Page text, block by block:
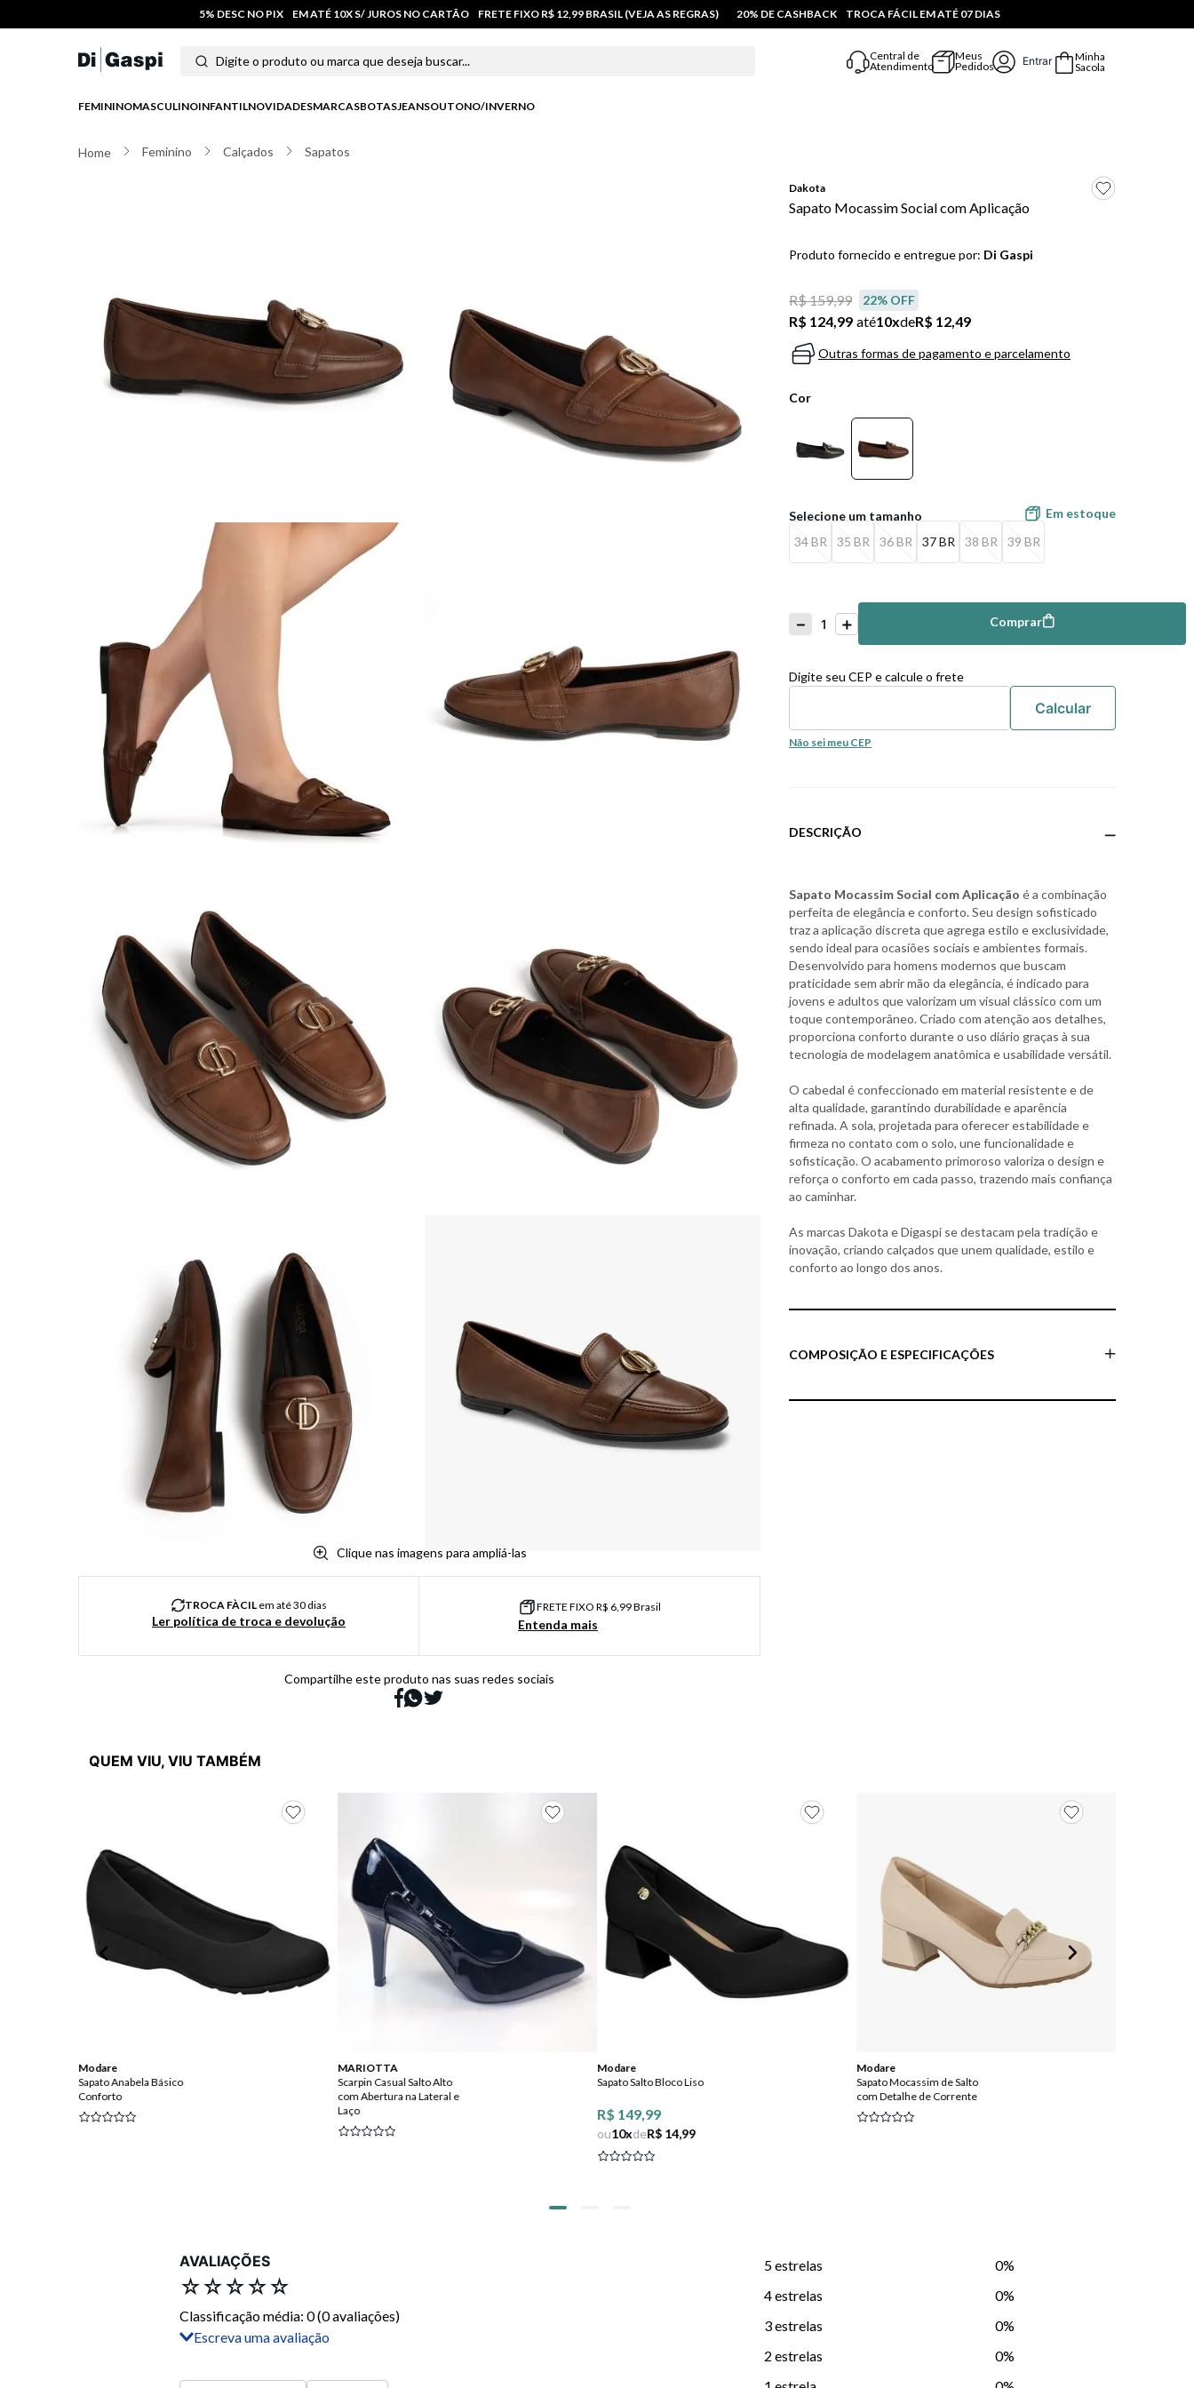
5% DESC NO PIX EM ATÉ 10X S/ JUROS NO CARTÃO FRETE FIXO R$ 12,99 BRASIL (VEJA AS REGRAS) 20% DE CASHBACK TROCA FÁCIL EM ATÉ 07 DIAS
Digite o produto ou marca que deseja buscar...
Central de
Atendimento
Meus
Pedidos
Entrar
Minha
Sacola
FEMININOMASCULINOINFANTILNOVIDADESMARCASBOTASJEANSOUTONO/INVERNO
Feminino Calçados Sapatos
Clique nas imagens para ampliá-las
TROCA FÀCILem até 30 dias
Ler política de troca e devolução
FRETE FIXO R$ 6,99 Brasil
Entenda mais
Compartilhe este produto nas suas redes sociais
Dakota
Sapato Mocassim Social com Aplicação
Produto fornecido e entregue por: Di Gaspi
R$ 159,99 22% OFF
R$ 124,99 até10xdeR$ 12,49
Outras formas de pagamento e parcelamento
Cor
34 BR 35 BR 36 BR 37 BR 38 BR 39 BR
Em estoque
＋
－
Comprar Comprar
Digite seu CEP e calcule o frete
Não sei meu CEP
DESCRIÇÃO
Sapato Mocassim Social com Aplicação é a combinação
perfeita de elegância e conforto. Seu design sofisticado
traz a aplicação discreta que agrega estilo e exclusividade,
sendo ideal para ocasiões sociais e ambientes formais.
Desenvolvido para homens modernos que buscam
praticidade sem abrir mão da elegância, é indicado para
jovens e adultos que valorizam um visual clássico com um
toque contemporâneo. Criado com atenção aos detalhes,
proporciona conforto durante o uso diário graças à sua
tecnologia de modelagem anatômica e usabilidade versátil.
O cabedal é confeccionado em material resistente e de
alta qualidade, garantindo durabilidade e aparência
refinada. A sola, projetada para oferecer estabilidade e
firmeza no contato com o solo, une funcionalidade e
sofisticação. O acabamento primoroso valoriza o design e
reforça o conforto em cada passo, trazendo mais confiança
ao caminhar.
As marcas Dakota e Digaspi se destacam pela tradição e
inovação, criando calçados que unem qualidade, estilo e
conforto ao longo dos anos.
COMPOSIÇÃO E ESPECIFICAÇÕES
QUEM VIU, VIU TAMBÉM
Modare
Sapato Anabela Básico
Conforto
MARIOTTA
Scarpin Casual Salto Alto
com Abertura na Lateral e
Laço
Modare
Sapato Salto Bloco Liso
R$ 149,99
ou10xdeR$ 14,99
Modare
Sapato Mocassim de Salto
com Detalhe de Corrente
AVALIAÇÕES
☆☆☆☆☆
Classificação média: 0(0 avaliações)
5 estrelas
0%
4 estrelas
0%
3 estrelas
0%
2 estrelas
0%
Escreva uma avaliação
Título
sandalia
º salto